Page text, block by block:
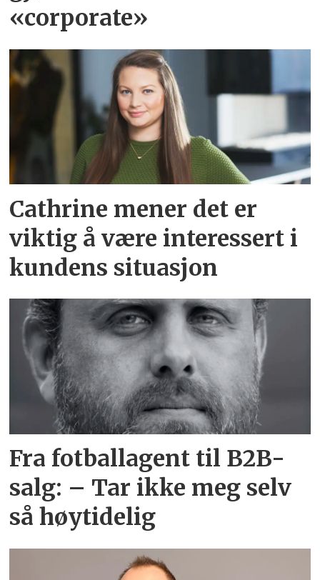
«corporate»
Cathrine mener det er
viktig å være interessert i
kundens situasjon
Fra fotballagent til B2B-
salg: – Tar ikke meg selv
så høytidelig